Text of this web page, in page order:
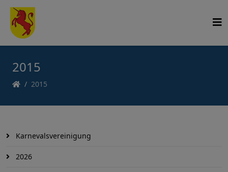
2015
2015
Karnevalsvereinigung
2026